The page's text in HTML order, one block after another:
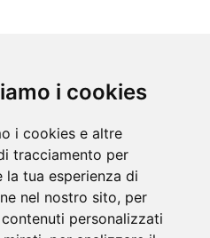
i cookies
i cookies e altre
tracciamento per
la tua esperienza di
nel nostro sito, per
personalizzati